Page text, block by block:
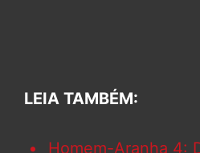
LEIA TAMBÉM:
Homem-Aranha 4: